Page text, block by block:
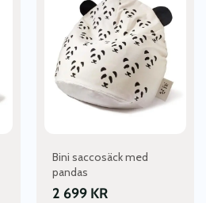
Bini saccosäck med
pandas
2 699 KR